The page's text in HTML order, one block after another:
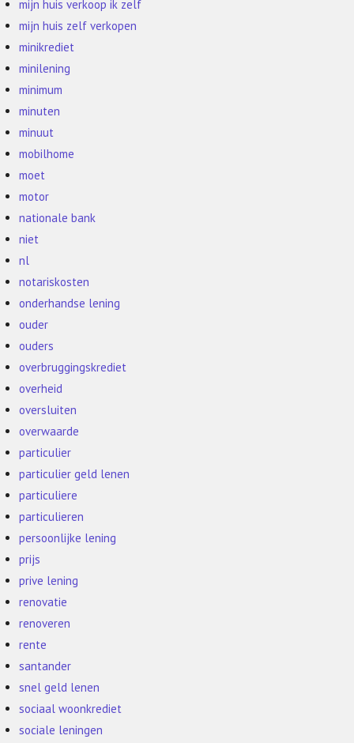
mijn huis verkoop ik zelf
mijn huis zelf verkopen
minikrediet
minilening
minimum
minuten
minuut
mobilhome
moet
motor
nationale bank
niet
nl
notariskosten
onderhandse lening
ouder
ouders
overbruggingskrediet
overheid
oversluiten
overwaarde
particulier
particulier geld lenen
particuliere
particulieren
persoonlijke lening
prijs
prive lening
renovatie
renoveren
rente
santander
snel geld lenen
sociaal woonkrediet
sociale leningen